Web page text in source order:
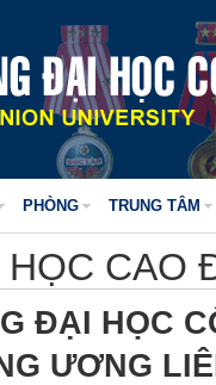
PHÒNG TRUNG TÂM
CAO
ĐẠI HỌC
ƯƠNG